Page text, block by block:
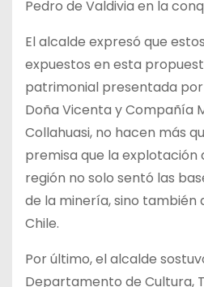
Pedro de Valdivia en la
El alcalde expresó que
expuestos en esta
patrimonial presentada
Doña Vicenta y Compañía
Collahuasi, no hacen más
premisa que la explotación
región no solo sentó las
de la minería, sino también
Chile.
Por último, el alcalde
Departamento de Cultura,